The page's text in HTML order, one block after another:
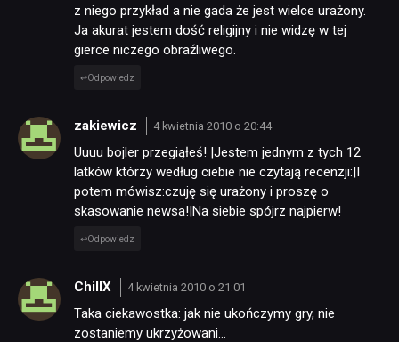
z niego przykład a nie gada że jest wielce urażony.
Ja akurat jestem dość religijny i nie widzę w tej
gierce niczego obraźliwego.
Odpowiedz
zakiewicz 4 kwietnia 2010 o 20:44
Uuuu bojler przegiąłeś! |Jestem jednym z tych 12
latków którzy według ciebie nie czytają recenzji:|I
potem mówisz:czuję się urażony i proszę o
skasowanie newsa!|Na siebie spójrz najpierw!
Odpowiedz
ChillX 4 kwietnia 2010 o 21:01
Taka ciekawostka: jak nie ukończymy gry, nie
zostaniemy ukrzyżowani…